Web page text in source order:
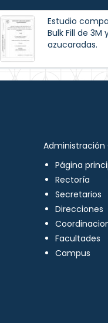
Estudio
Bulk Fill de
azucaradas.
Administración
Página
Rectoría
Secretarios
Direcciones
Facultades
Campus